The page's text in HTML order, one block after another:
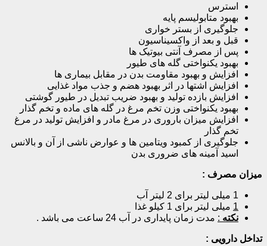
استرس
بهبود متابولیسم پایه
جلوگیری از بستر خواری
قبل و بعد از واکسیناسیون
پس از مصرف آنتی بیوتیک ها
بهبود یکنواختی گله های طیور
افزایش و بهبود مقاومت بدن در مقابل بیماری ها
افزایش اشتها در اثر بهبود هضم و جذب مواد غذایی
افزایش بازده تولید و بهبود ضریب تبدیل در طیور گوشتی
بهبود یکنواختی وزن تخم مرغ در گله های ماده و تخم گذار
افزایش میزان باروری در مرغ مادر و افزایش تولید در مرغ
تخم گذار
جلوگیری از کمبود ویتامین ها و عوارض ناشی از آن و بالانس
اسید آمینه های ضروری بدن
مصرف :
1 میلی لیتر برای 2 لیتر آب
1 میلی لیتر برای 1 کیلو غذا
نکته:مدت زمان پایداری در آب 24 ساعت می باشد .
دارویی :